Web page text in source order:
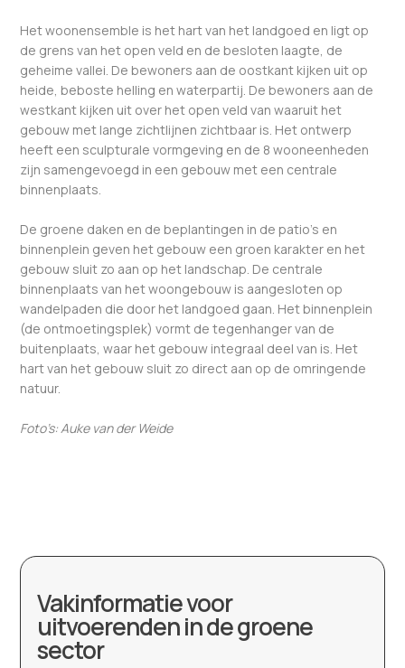
Het woonensemble is het hart van het landgoed en ligt op
de grens van het open veld en de besloten laagte, de
geheime vallei. De bewoners aan de oostkant kijken uit op
heide, beboste helling en waterpartij. De bewoners aan de
westkant kijken uit over het open veld van waaruit het
gebouw met lange zichtlijnen zichtbaar is. Het ontwerp
heeft een sculpturale vormgeving en de 8 wooneenheden
zijn samengevoegd in een gebouw met een centrale
binnenplaats.
De groene daken en de beplantingen in de patio’s en
binnenplein geven het gebouw een groen karakter en het
gebouw sluit zo aan op het landschap. De centrale
binnenplaats van het woongebouw is aangesloten op
wandelpaden die door het landgoed gaan. Het binnenplein
(de ontmoetingsplek) vormt de tegenhanger van de
buitenplaats, waar het gebouw integraal deel van is. Het
hart van het gebouw sluit zo direct aan op de omringende
natuur.
Foto’s: Auke van der Weide
Vakinformatie voor
uitvoerenden in de groene
sector